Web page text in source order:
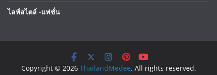
ไลฟ์สไตล์ -แฟชั่น
Copyright © 2026 ThailandMedee. All rights reserved.